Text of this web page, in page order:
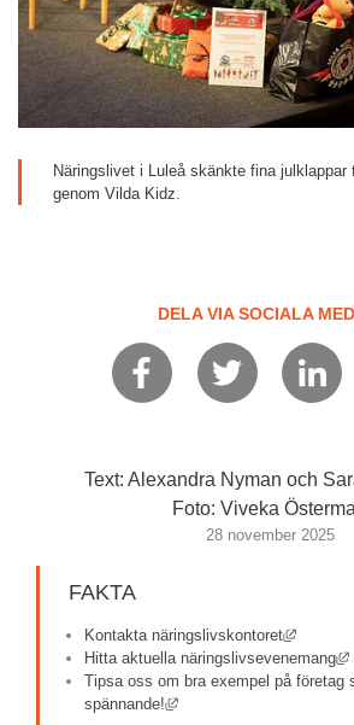
Näringslivet i Luleå skänkte fina julklappar
genom Vilda Kidz.
DELA VIA SOCIALA
Text: Alexandra Nyman och
Foto: Viveka
28 november 2025
FAKTA
Kontakta näringslivskontoret
Länk till
Hitta aktuella näringslivsevenemang
Tipsa oss om bra exempel på företag
spännande!
Länk till annan